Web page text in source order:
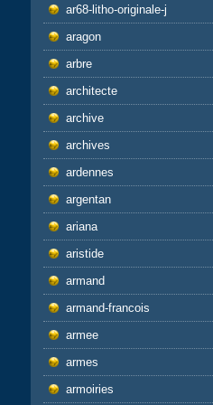
ar68-litho-originale-j
aragon
arbre
architecte
archive
archives
ardennes
argentan
ariana
aristide
armand
armand-francois
armee
armes
armoiries